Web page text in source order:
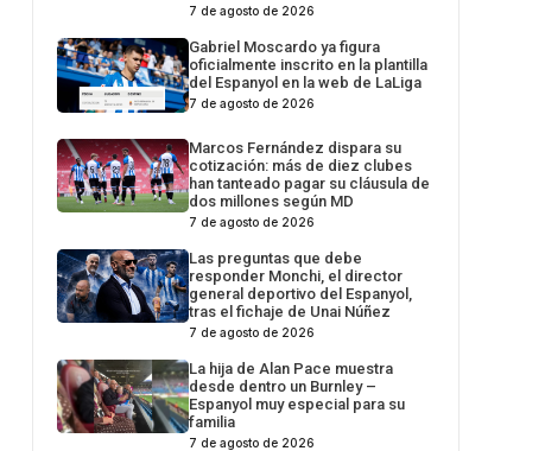
7 de agosto de 2026
Gabriel Moscardo ya figura
oficialmente inscrito en la plantilla
del Espanyol en la web de LaLiga
7 de agosto de 2026
Marcos Fernández dispara su
cotización: más de diez clubes
han tanteado pagar su cláusula de
dos millones según MD
7 de agosto de 2026
Las preguntas que debe
responder Monchi, el director
general deportivo del Espanyol,
tras el fichaje de Unai Núñez
7 de agosto de 2026
La hija de Alan Pace muestra
desde dentro un Burnley –
Espanyol muy especial para su
familia
7 de agosto de 2026